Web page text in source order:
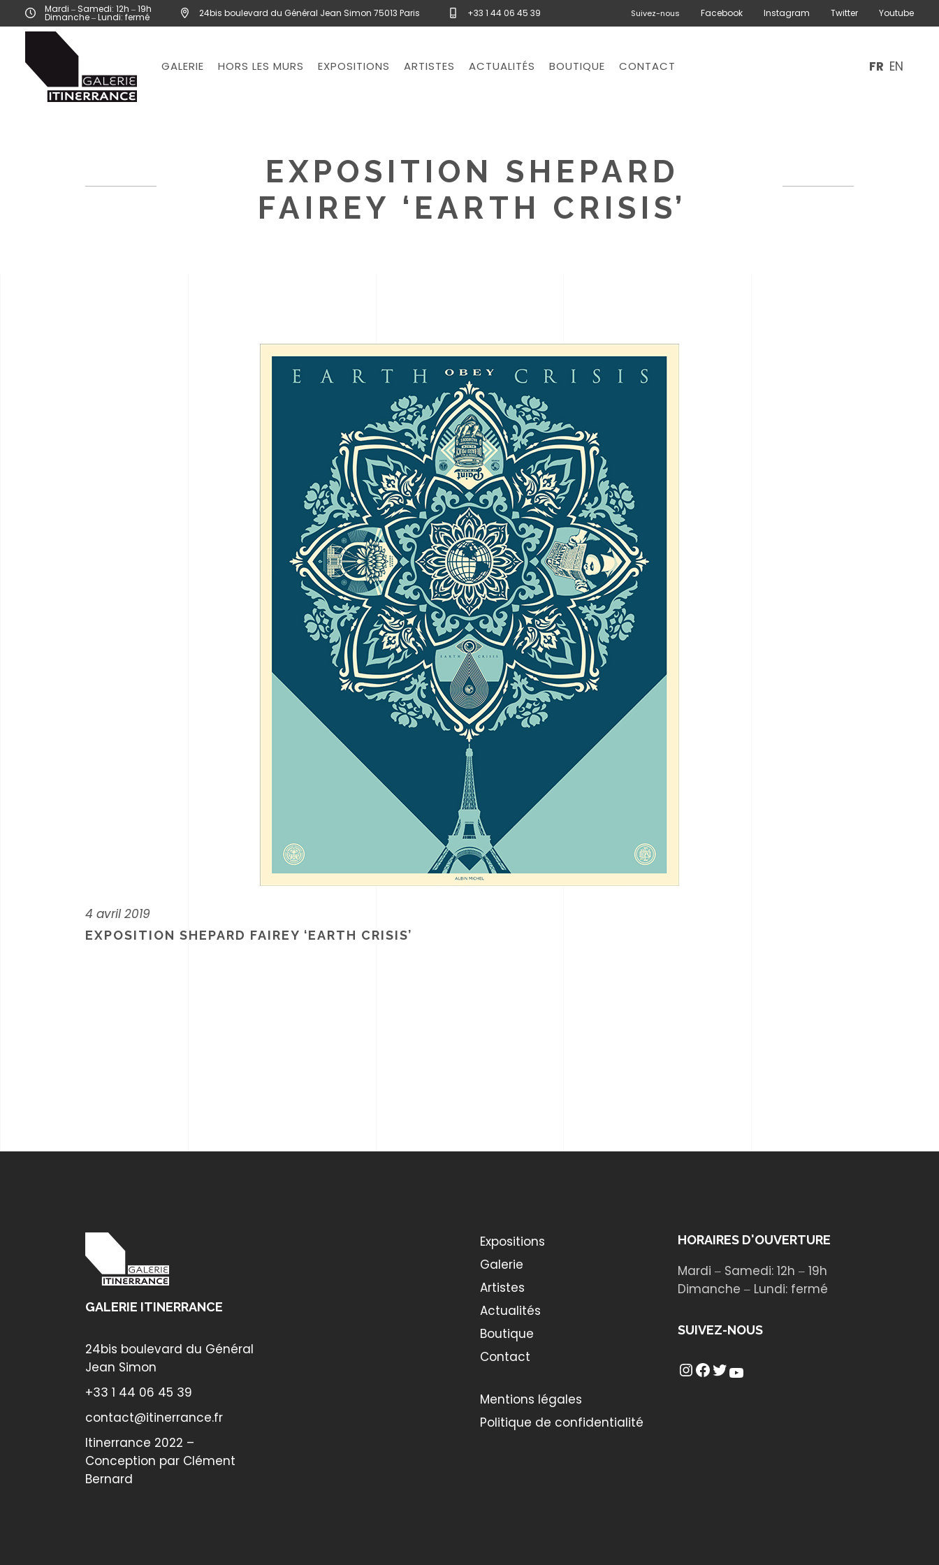
Mardi ‒ Samedi: 12h ‒ 19h
Dimanche ‒ Lundi: fermé 24bis boulevard du Général Jean Simon 75013 Paris +33 1 44 06 45 39 Suivez-nous Facebook Instagram Twitter Youtube
GALERIE HORS LES MURS EXPOSITIONS ARTISTES ACTUALITÉS BOUTIQUE CONTACT FR EN
EXPOSITION SHEPARD
FAIREY ‘EARTH CRISIS’
4 avril 2019
EXPOSITION SHEPARD FAIREY ‘EARTH CRISIS’
GALERIE ITINERRANCE
24bis boulevard du Général
Jean Simon
+33 1 44 06 45 39
contact@itinerrance.fr
Itinerrance 2022 –
Conception par Clément
Bernard
Expositions
Galerie
Artistes
Actualités
Boutique
Contact
Mentions légales
Politique de confidentialité
HORAIRES D'OUVERTURE
Mardi ‒ Samedi: 12h ‒ 19h
Dimanche ‒ Lundi: fermé
SUIVEZ-NOUS
Instagram
Facebook
Twitter
YouTube